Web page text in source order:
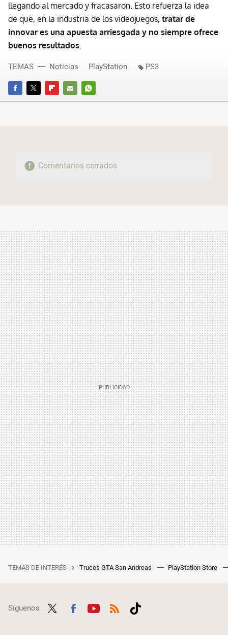
llegando al mercado y fracasaron. Esto refuerza la idea
de que, en la industria de los videojuegos, tratar de
innovar es una apuesta arriesgada y no siempre ofrece
buenos resultados.
FACEBOOKTWITTERFLIPBOARD
E-
WHATSAPP
TEMAS Noticias PlayStation PS3
Comentarios cerrados
TEMAS DE INTERÉS Trucos GTA San Andreas PlayStation Store
Síguenos